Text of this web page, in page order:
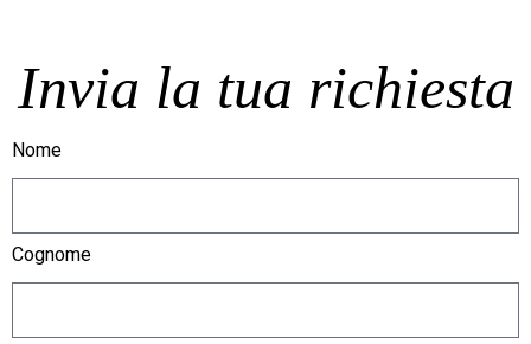
Invia la tua richiesta
Nome
Cognome